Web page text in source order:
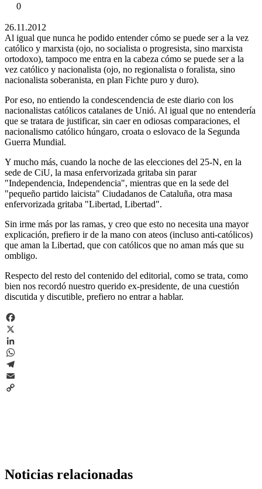
0
26.11.2012
Al igual que nunca he podido entender cómo se puede ser a la vez
católico y marxista (ojo, no socialista o progresista, sino marxista
ortodoxo), tampoco me entra en la cabeza cómo se puede ser a la
vez católico y nacionalista (ojo, no regionalista o foralista, sino
nacionalista soberanista, en plan Fichte puro y duro).
Por eso, no entiendo la condescendencia de este diario con los
nacionalistas católicos catalanes de Unió. Al igual que no entendería
que se tratara de justificar, sin caer en odiosas comparaciones, el
nacionalismo católico húngaro, croata o eslovaco de la Segunda
Guerra Mundial.
Y mucho más, cuando la noche de las elecciones del 25-N, en la
sede de CiU, la masa enfervorizada gritaba sin parar
"Independencia, Independencia", mientras que en la sede del
"pequeño partido laicista" Ciudadanos de Cataluña, otra masa
enfervorizada gritaba "Libertad, Libertad".
Sin irme más por las ramas, y creo que esto no necesita una mayor
explicación, prefiero ir de la mano con ateos (incluso anti-católicos)
que aman la Libertad, que con católicos que no aman más que su
ombligo.
Respecto del resto del contenido del editorial, como se trata, como
bien nos recordó nuestro querido ex-presidente, de una cuestión
discutida y discutible, prefiero no entrar a hablar.
Facebook
X
LinkedIn
WhatsApp
Telegram
Email
Noticias relacionadas